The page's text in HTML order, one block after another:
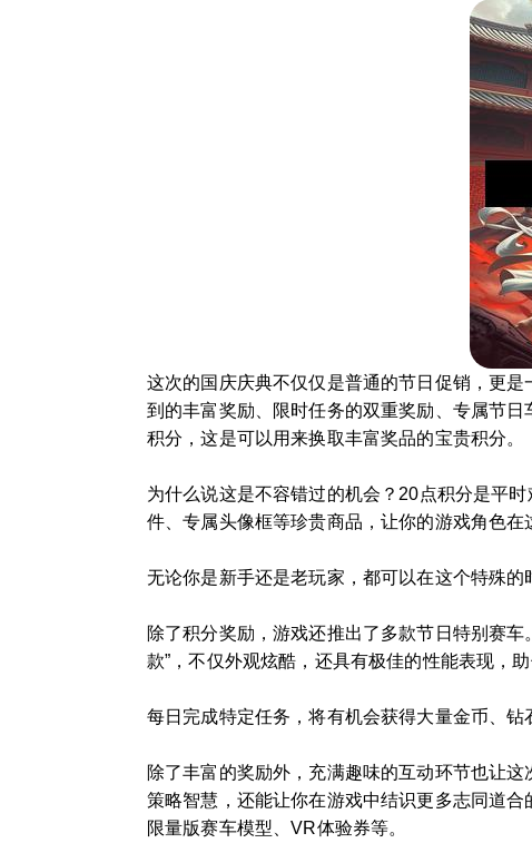
这次的国庆庆典不仅仅是普通的节日促销，更
到的丰富奖励、限时任务的双重奖励、专属节
积分，这是可以用来换取丰富奖品的宝贵积分。
为什么说这是不容错过的机会？20点积分是平
件、专属头像框等珍贵商品，让你的游戏角色
无论你是新手还是老玩家，都可以在这个特殊的
除了积分奖励，游戏还推出了多款节日特别赛
款”，不仅外观炫酷，还具有极佳的性能表现，
每日完成特定任务，将有机会获得大量金币、钻
除了丰富的奖励外，充满趣味的互动环节也让
策略智慧，还能让你在游戏中结识更多志同道合
限量版赛车模型、VR体验券等。